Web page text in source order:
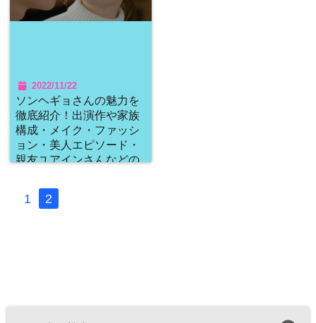
2022/11/22
ソンヘギョさんの魅力を
徹底紹介！出演作や家族
構成・メイク・ファッシ
ョン・美人エピソード・
親友ユアインさんなどの
羅！世界が認める美女の
内面とは！？
1 2